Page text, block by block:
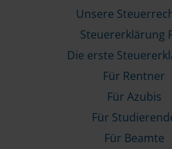
Unsere
Steuererklärung
Die erste
Für Rentner
Für Azubis
Für
Für Beamte